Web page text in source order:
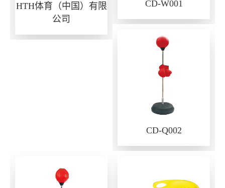
HTH体育（中国）有限
公司
CD-W001
CD-Q002